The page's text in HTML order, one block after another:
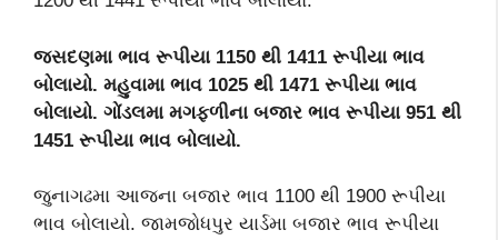
જસદણમા ભાવ રૂપીયા 1150 થી 1411 રૂપીયા ભાવ
બોલાયો. મહુવામા ભાવ 1025 થી 1471 રૂપીયા ભાવ
બોલાયો. ગોંડલમા મગફળીના બજાર ભાવ રૂપીયા 951 થી
1451 રૂપીયા ભાવ બોલાયો.
જુનાગઢમા આજના બજાર ભાવ 1100 થી 1900 રૂપીયા
ભાવ બોલાયો. જામજોધપુર યાર્ડમા બજાર ભાવ રૂપીયા